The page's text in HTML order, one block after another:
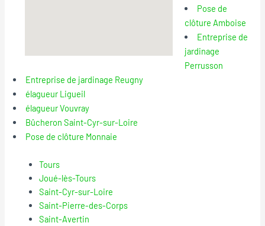
Pose de
clôture Amboise
Entreprise de
jardinage
Perrusson
Entreprise de jardinage Reugny
élagueur Ligueil
élagueur Vouvray
Bûcheron Saint-Cyr-sur-Loire
Pose de clôture Monnaie
Tours
Joué-lès-Tours
Saint-Cyr-sur-Loire
Saint-Pierre-des-Corps
Saint-Avertin